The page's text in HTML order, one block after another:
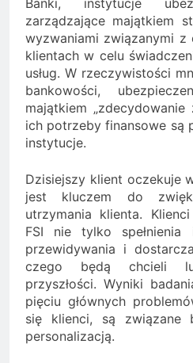
zarządzające majątkiem
wyzwaniami związanymi z
klientach w celu
usług. W rzeczywistości
bankowości,
majątkiem
ich potrzeby finansowe są
instytucje.
Dzisiejszy klient oczekuje
jest kluczem do
utrzymania klienta.
FSI nie tylko
przewidywania i
czego będą chcieli
przyszłości. Wyniki
pięciu głównych
się klienci, są związane
personalizacją.